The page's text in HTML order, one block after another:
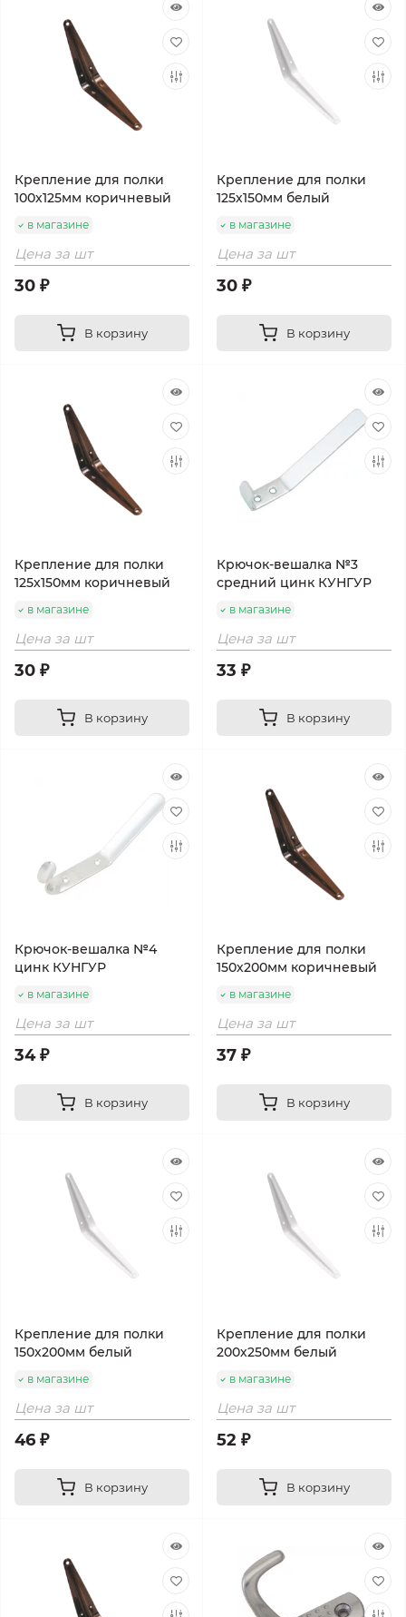
Крепление для полки
100х125мм коричневый
в магазине
Цена за шт
30 ₽
В корзину
Крепление для полки
125х150мм белый
в магазине
Цена за шт
30 ₽
В корзину
Крепление для полки
125х150мм коричневый
в магазине
Цена за шт
30 ₽
В корзину
Крючок-вешалка №3
средний цинк КУНГУР
в магазине
Цена за шт
33 ₽
В корзину
Крючок-вешалка №4
цинк КУНГУР
в магазине
Цена за шт
34 ₽
В корзину
Крепление для полки
150х200мм коричневый
в магазине
Цена за шт
37 ₽
В корзину
Крепление для полки
150х200мм белый
в магазине
Цена за шт
46 ₽
В корзину
Крепление для полки
200х250мм белый
в магазине
Цена за шт
52 ₽
В корзину